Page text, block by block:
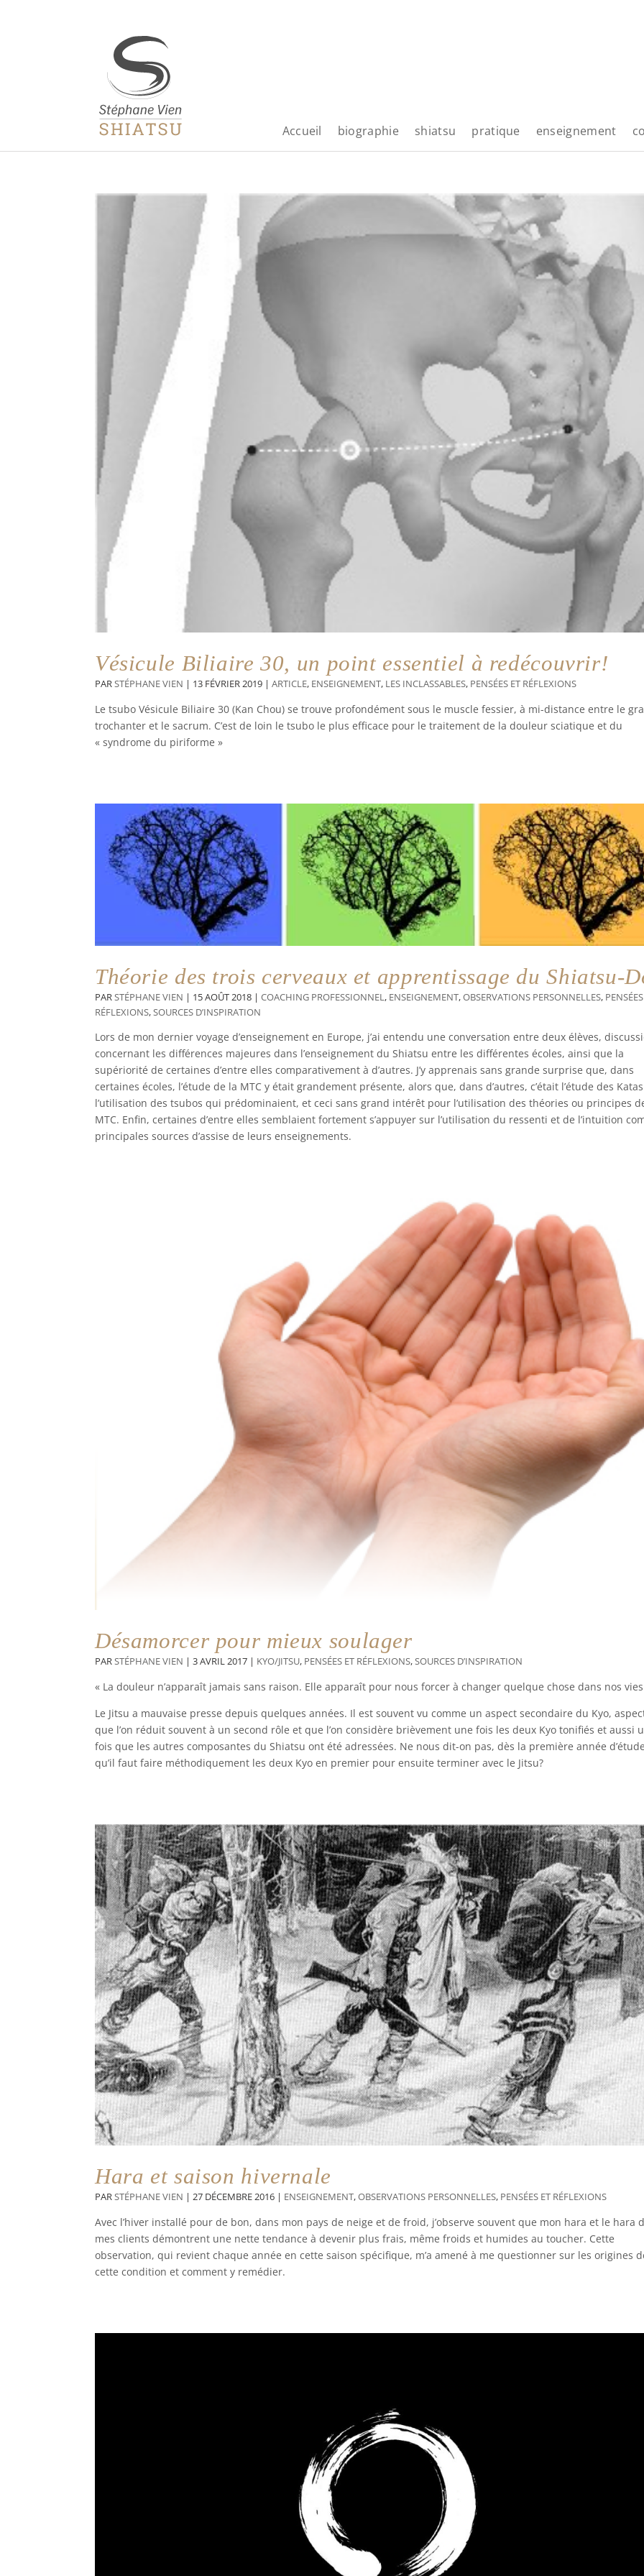
Accueil biographie shiatsu pratique enseignement
Vésicule Biliaire 30, un point essentiel à redécouvrir!
PARSTÉPHANE VIEN | 13 FÉVRIER 2019 | ARTICLE, ENSEIGNEMENT, LES INCLASSABLES, PENSÉES ET RÉFLEXIONS
Le tsubo Vésicule Biliaire 30 (Kan Chou) se trouve profondément sous le muscle fessier, à mi-distance entre le
trochanter et le sacrum. C’est de loin le tsubo le plus efficace pour le traitement de la douleur sciatique et du
« syndrome du piriforme »
Théorie des trois cerveaux et apprentissage du Shiatsu-
PARSTÉPHANE VIEN | 15 AOÛT 2018 | COACHING PROFESSIONNEL, ENSEIGNEMENT,OBSERVATIONS PERSONNELLES,
RÉFLEXIONS,SOURCES D’INSPIRATION
Lors de mon dernier voyage d’enseignement en Europe, j’ai entendu une conversation entre deux élèves,
concernant les différences majeures dans l’enseignement du Shiatsu entre les différentes écoles, ainsi que la
supériorité de certaines d’entre elles comparativement à d’autres. J’y apprenais sans grande surprise que, dans
certaines écoles, l’étude de la MTC y était grandement présente, alors que, dans d’autres, c’était l’étude des
l’utilisation des tsubos qui prédominaient, et ceci sans grand intérêt pour l’utilisation des théories ou principes
MTC. Enfin, certaines d’entre elles semblaient fortement s’appuyer sur l’utilisation du ressenti et de l’intuition
principales sources d’assise de leurs enseignements.
Désamorcer pour mieux soulager
PARSTÉPHANE VIEN | 3 AVRIL 2017 | KYO/JITSU, PENSÉES ET RÉFLEXIONS,SOURCES D’INSPIRATION
« La douleur n’apparaît jamais sans raison. Elle apparaît pour nous forcer à changer quelque chose dans nos
Le Jitsu a mauvaise presse depuis quelques années. Il est souvent vu comme un aspect secondaire du Kyo,
que l’on réduit souvent à un second rôle et que l’on considère brièvement une fois les deux Kyo tonifiés et aussi
fois que les autres composantes du Shiatsu ont été adressées. Ne nous dit-on pas, dès la première année
qu’il faut faire méthodiquement les deux Kyo en premier pour ensuite terminer avec le Jitsu?
Hara et saison hivernale
PARSTÉPHANE VIEN | 27 DÉCEMBRE 2016 | ENSEIGNEMENT,OBSERVATIONS PERSONNELLES, PENSÉES ET RÉFLEXIONS
Avec l’hiver installé pour de bon, dans mon pays de neige et de froid, j’observe souvent que mon hara et le hara
mes clients démontrent une nette tendance à devenir plus frais, même froids et humides au toucher. Cette
observation, qui revient chaque année en cette saison spécifique, m’a amené à me questionner sur les origines
cette condition et comment y remédier.